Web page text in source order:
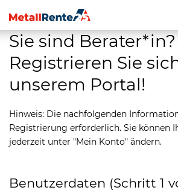
Sie sind Berater*in?
Registrieren Sie
unserem Portal!
Hinweis: Die nachfolgenden
Registrierung erforderlich. Sie können
jederzeit unter "Mein Konto" ändern.
Benutzerdaten (Schritt 1